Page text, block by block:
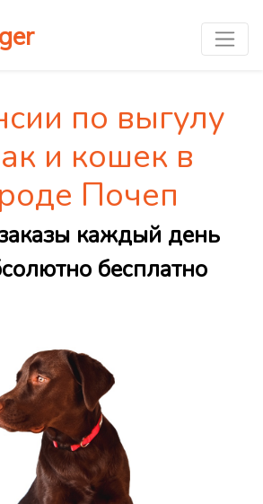
по выгулу
и кошек в
Почеп
каждый день
бесплатно